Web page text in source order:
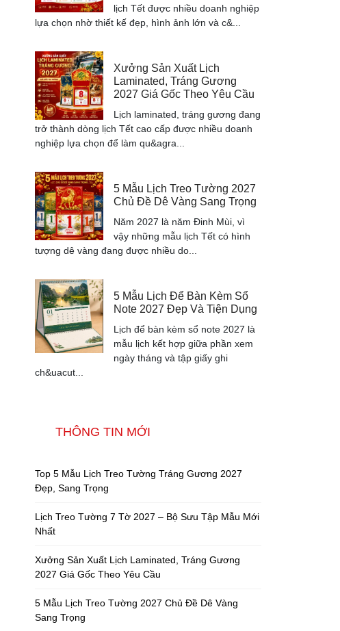
lịch Tết được nhiều doanh nghiệp
lựa chọn nhờ thiết kế đẹp, hình ảnh lớn và c&...
Xưởng Sản Xuất Lịch
Laminated, Tráng Gương
2027 Giá Gốc Theo Yêu Cầu
Lịch laminated, tráng gương đang
trở thành dòng lịch Tết cao cấp được nhiều doanh
nghiệp lựa chọn để làm qu&agra...
5 Mẫu Lịch Treo Tường 2027
Chủ Đề Dê Vàng Sang Trọng
Năm 2027 là năm Đinh Mùi, vì
vậy những mẫu lịch Tết có hình
tượng dê vàng đang được nhiều do...
5 Mẫu Lịch Để Bàn Kèm Sổ
Note 2027 Đẹp Và Tiện Dụng
Lịch để bàn kèm sổ note 2027 là
mẫu lịch kết hợp giữa phần xem
ngày tháng và tập giấy ghi
ch&uacut...
THÔNG TIN MỚI
Top 5 Mẫu Lịch Treo Tường Tráng Gương 2027
Đẹp, Sang Trọng
Lịch Treo Tường 7 Tờ 2027 – Bộ Sưu Tập Mẫu Mới
Nhất
Xưởng Sản Xuất Lịch Laminated, Tráng Gương
2027 Giá Gốc Theo Yêu Cầu
5 Mẫu Lịch Treo Tường 2027 Chủ Đề Dê Vàng
Sang Trọng